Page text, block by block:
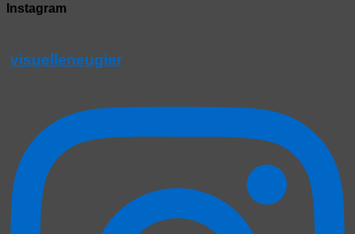
Instagram
visuelleneugier